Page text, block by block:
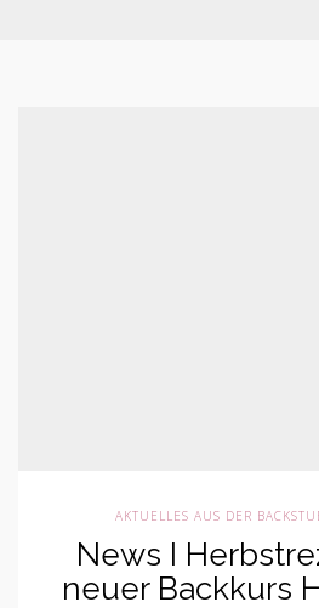
AKTUELLES AUS DER
News I
neuer Backkurs